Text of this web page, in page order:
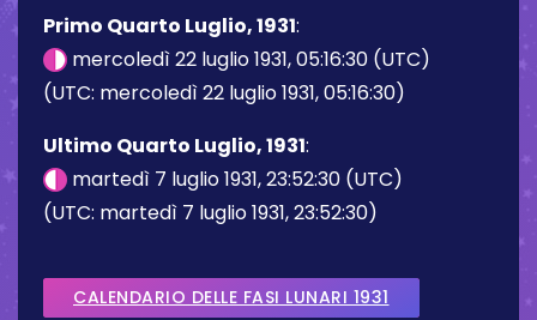
Primo Quarto Luglio, 1931:
mercoledì 22 luglio 1931, 05:16:30 (UTC)
(UTC: mercoledì 22 luglio 1931, 05:16:30)
Ultimo Quarto Luglio, 1931:
martedì 7 luglio 1931, 23:52:30 (UTC)
(UTC: martedì 7 luglio 1931, 23:52:30)
CALENDARIO DELLE FASI LUNARI 1931